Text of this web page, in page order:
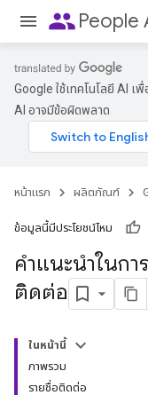
peoplePeople
Google ใช้เทคโนโลยี AI
AI อาจมีข้อผิดพลาด
หน้าแรก ผลิตภัณฑ์
ข้อมูลนี้มีประโยชน์ไหม
คำแนะนำในกา
ติดต่อ
ในหน้านี้
ภาพรวม
รายชื่อติดต่อ